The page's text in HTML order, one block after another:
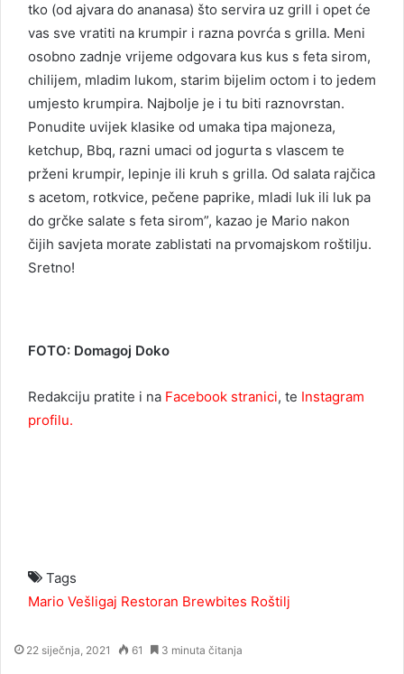
tko (od ajvara do ananasa) što servira uz grill i opet će
vas sve vratiti na krumpir i razna povrća s grilla. Meni
osobno zadnje vrijeme odgovara kus kus s feta sirom,
chilijem, mladim lukom, starim bijelim octom i to jedem
umjesto krumpira. Najbolje je i tu biti raznovrstan.
Ponudite uvijek klasike od umaka tipa majoneza,
ketchup, Bbq, razni umaci od jogurta s vlascem te
prženi krumpir, lepinje ili kruh s grilla. Od salata rajčica
s acetom, rotkvice, pečene paprike, mladi luk ili luk pa
do grčke salate s feta sirom”, kazao je Mario nakon
čijih savjeta morate zablistati na prvomajskom roštilju.
Sretno!
FOTO: Domagoj Doko
Redakciju pratite i na Facebook stranici, te Instagram
profilu.
Tags
Mario Vešligaj Restoran Brewbites Roštilj
22 siječnja, 2021 61 3 minuta čitanja